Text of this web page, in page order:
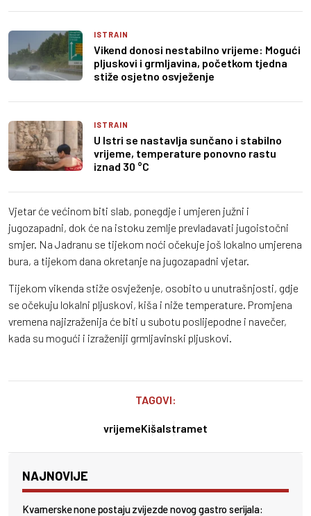
ISTRAIN
Vikend donosi nestabilno vrijeme: Mogući
pljuskovi i grmljavina, početkom tjedna
stiže osjetno osvježenje
ISTRAIN
U Istri se nastavlja sunčano i stabilno
vrijeme, temperature ponovno rastu
iznad 30 °C
Vjetar će većinom biti slab, ponegdje i umjeren južni i
jugozapadni, dok će na istoku zemlje prevladavati jugoistočni
smjer. Na Jadranu se tijekom noći očekuje još lokalno umjerena
bura, a tijekom dana okretanje na jugozapadni vjetar.
Tijekom vikenda stiže osvježenje, osobito u unutrašnjosti, gdje
se očekuju lokalni pljuskovi, kiša i niže temperature. Promjena
vremena najizraženija će biti u subotu poslijepodne i navečer,
kada su mogući i izraženiji grmljavinski pljuskovi.
TAGOVI:
vrijemeKišaIstramet
NAJNOVIJE
Kvarnerske none postaju zvijezde novog gastro serijala: